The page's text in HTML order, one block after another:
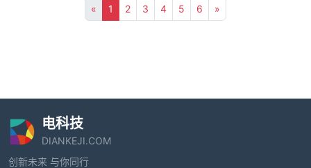
« 1 2 3 4 5 6 »
电科技
DIANKEJI.COM
创新未来 与你同行